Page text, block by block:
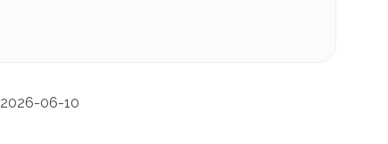
2026-06-10